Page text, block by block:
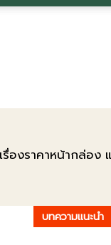
องราคาหน้ากล่อง
บทความแนะนำ